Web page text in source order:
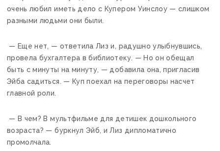
очень любил иметь дело с Купером Уинслоу — слишком
разными людьми они были.
— Еще нет, — ответила Лиз и, радушно улыбнувшись,
провела бухгалтера в библиотеку. — Но он обещал
быть с минуты на минуту, — добавила она, пригласив
Эйба садиться. — Куп поехал на переговоры насчет
главной роли.
— В чем? В мультфильме для детишек дошкольного
возраста? — буркнул Эйб, и Лиз дипломатично
промолчала.